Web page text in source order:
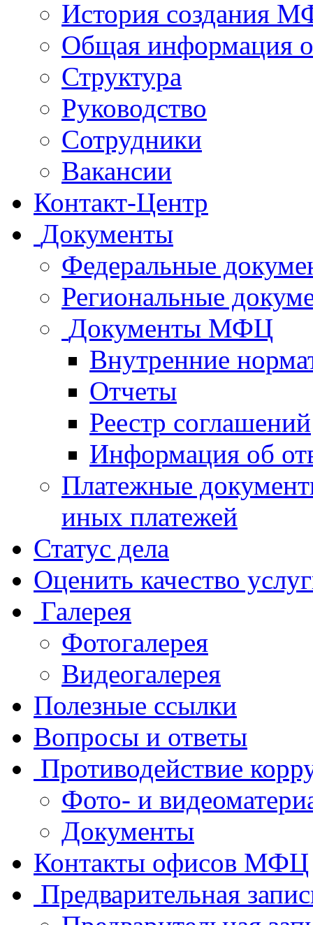
История создания
Общая
Структура
Руководство
Сотрудники
Вакансии
Контакт-Центр
Документы
Федеральные
Региональные
Документы МФЦ
Внутренние
Отчеты
Реестр соглашений
Информация об
Платежные
иных платежей
Статус дела
Оценить качество
Галерея
Фотогалерея
Видеогалерея
Полезные ссылки
Вопросы и ответы
Противодействие
Фото- и
Документы
Контакты офисов МФЦ
Предварительная